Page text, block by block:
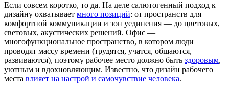
Если совсем коротко, то да. На деле салютогенный подход к
дизайну охватывает много позиций: от пространств для
комфортной коммуникации и зон уединения — до цветовых,
световых, акустических решений. Офис —
многофункциональное пространство, в котором люди
проводят массу времени (трудятся, учатся, общаются,
развиваются), поэтому рабочее место должно быть здоровым,
уютным и вдохновляющим. Известно, что дизайн рабочего
места влияет на настрой и самочувствие человека.